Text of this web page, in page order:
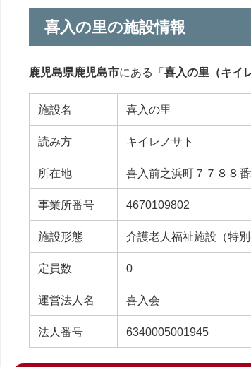
喜入の里の施設情報
鹿児島県鹿児島市にある「喜入の里（キイ
施設名 喜入の里
読み方 キイレノサト
所在地 喜入前之浜町７７８８
事業所番号 4670109802
施設形態 介護老人福祉施設（特別
定員数 0
運営法人名 喜入会
法人番号 6340005001945